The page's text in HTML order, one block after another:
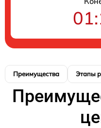
Преимущества Этапы